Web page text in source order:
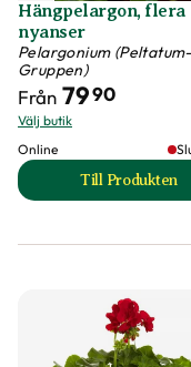
Hängpelargon, flera
nyanser
Pelargonium (Peltatum-
Gruppen)
Från 7990
Välj butik
Online
Till Produkten
till